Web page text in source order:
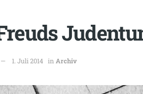
1. Juli 2014 in Archiv